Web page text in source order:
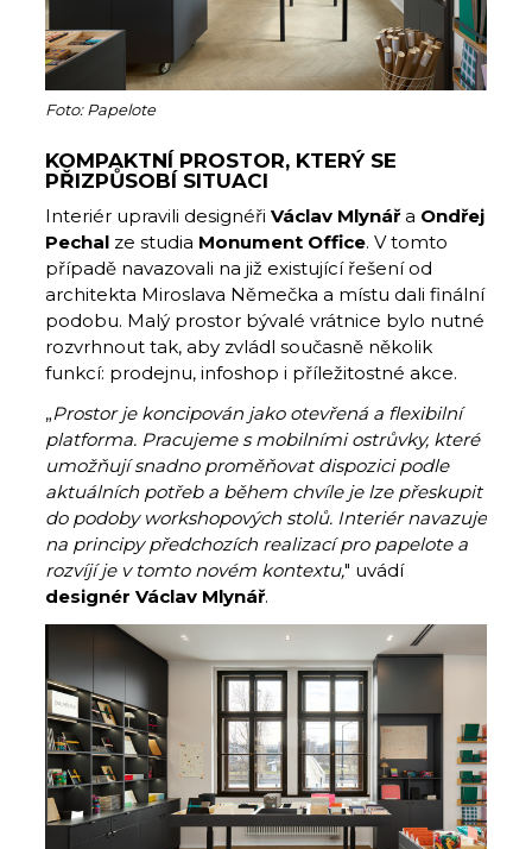
Foto: Papelote
KOMPAKTNÍ PROSTOR, KTERÝ SE
PŘIZPŮSOBÍ SITUACI
Interiér upravili designéři Václav Mlynářa Ondřej
Pechal ze studia Monument Office. V tomto
případě navazovali na již existující řešení od
architekta Miroslava Němečka a místu dali finální
podobu. Malý prostor bývalé vrátnice bylo nutné
rozvrhnout tak, aby zvládl současně několik
funkcí: prodejnu, infoshop i příležitostné akce.
„Prostor je koncipován jako otevřená a flexibilní
platforma. Pracujeme s mobilními ostrůvky, které
umožňují snadno proměňovat dispozici podle
aktuálních potřeb a během chvíle je lze přeskupit
do podoby workshopových stolů. Interiér navazuje
na principy předchozích realizací pro papelote a
rozvíjí je v tomto novém kontextu," uvádí
designér Václav Mlynář.